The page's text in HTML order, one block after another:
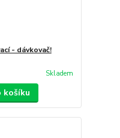
- dávkovač!
Skladem
košíku